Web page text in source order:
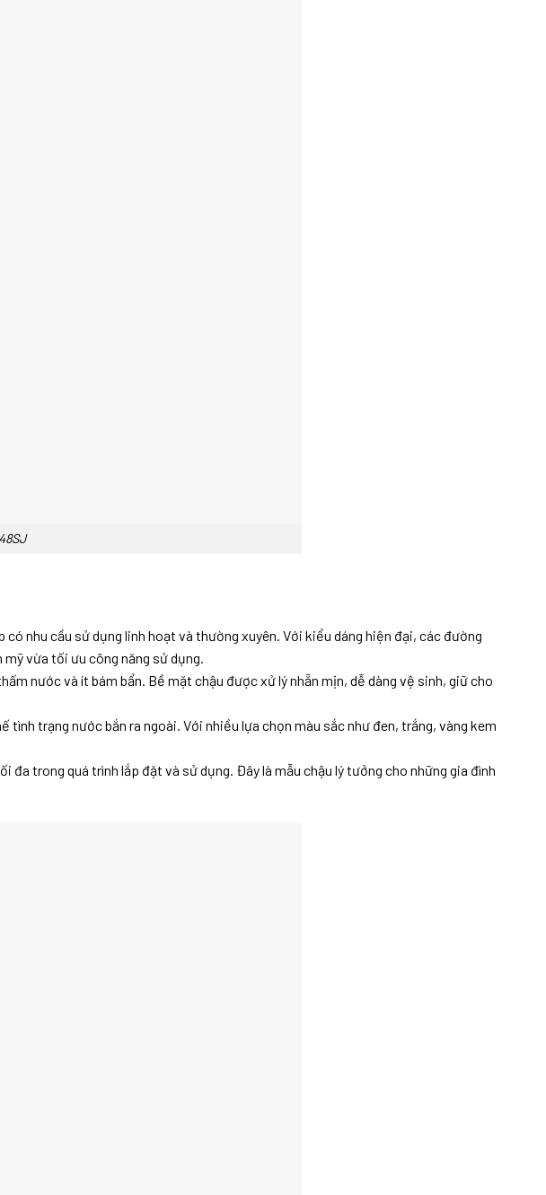
nhu cầu sử dụng linh hoạt và thường xuyên. Với kiểu dáng hiện đại, các đường
vừa tối ưu công năng sử dụng.
nước và ít bám bẩn. Bề mặt chậu được xử lý nhẵn mịn, dễ dàng vệ sinh, giữ cho
trạng nước bắn ra ngoài. Với nhiều lựa chọn màu sắc như đen, trắng, vàng kem
trong quá trình lắp đặt và sử dụng. Đây là mẫu chậu lý tưởng cho những gia đình